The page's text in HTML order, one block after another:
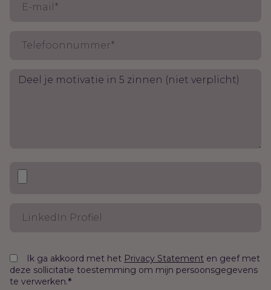
Ik ga akkoord met het Privacy Statement en geef met
deze sollicitatie toestemming om mijn persoonsgegevens
te verwerken.*